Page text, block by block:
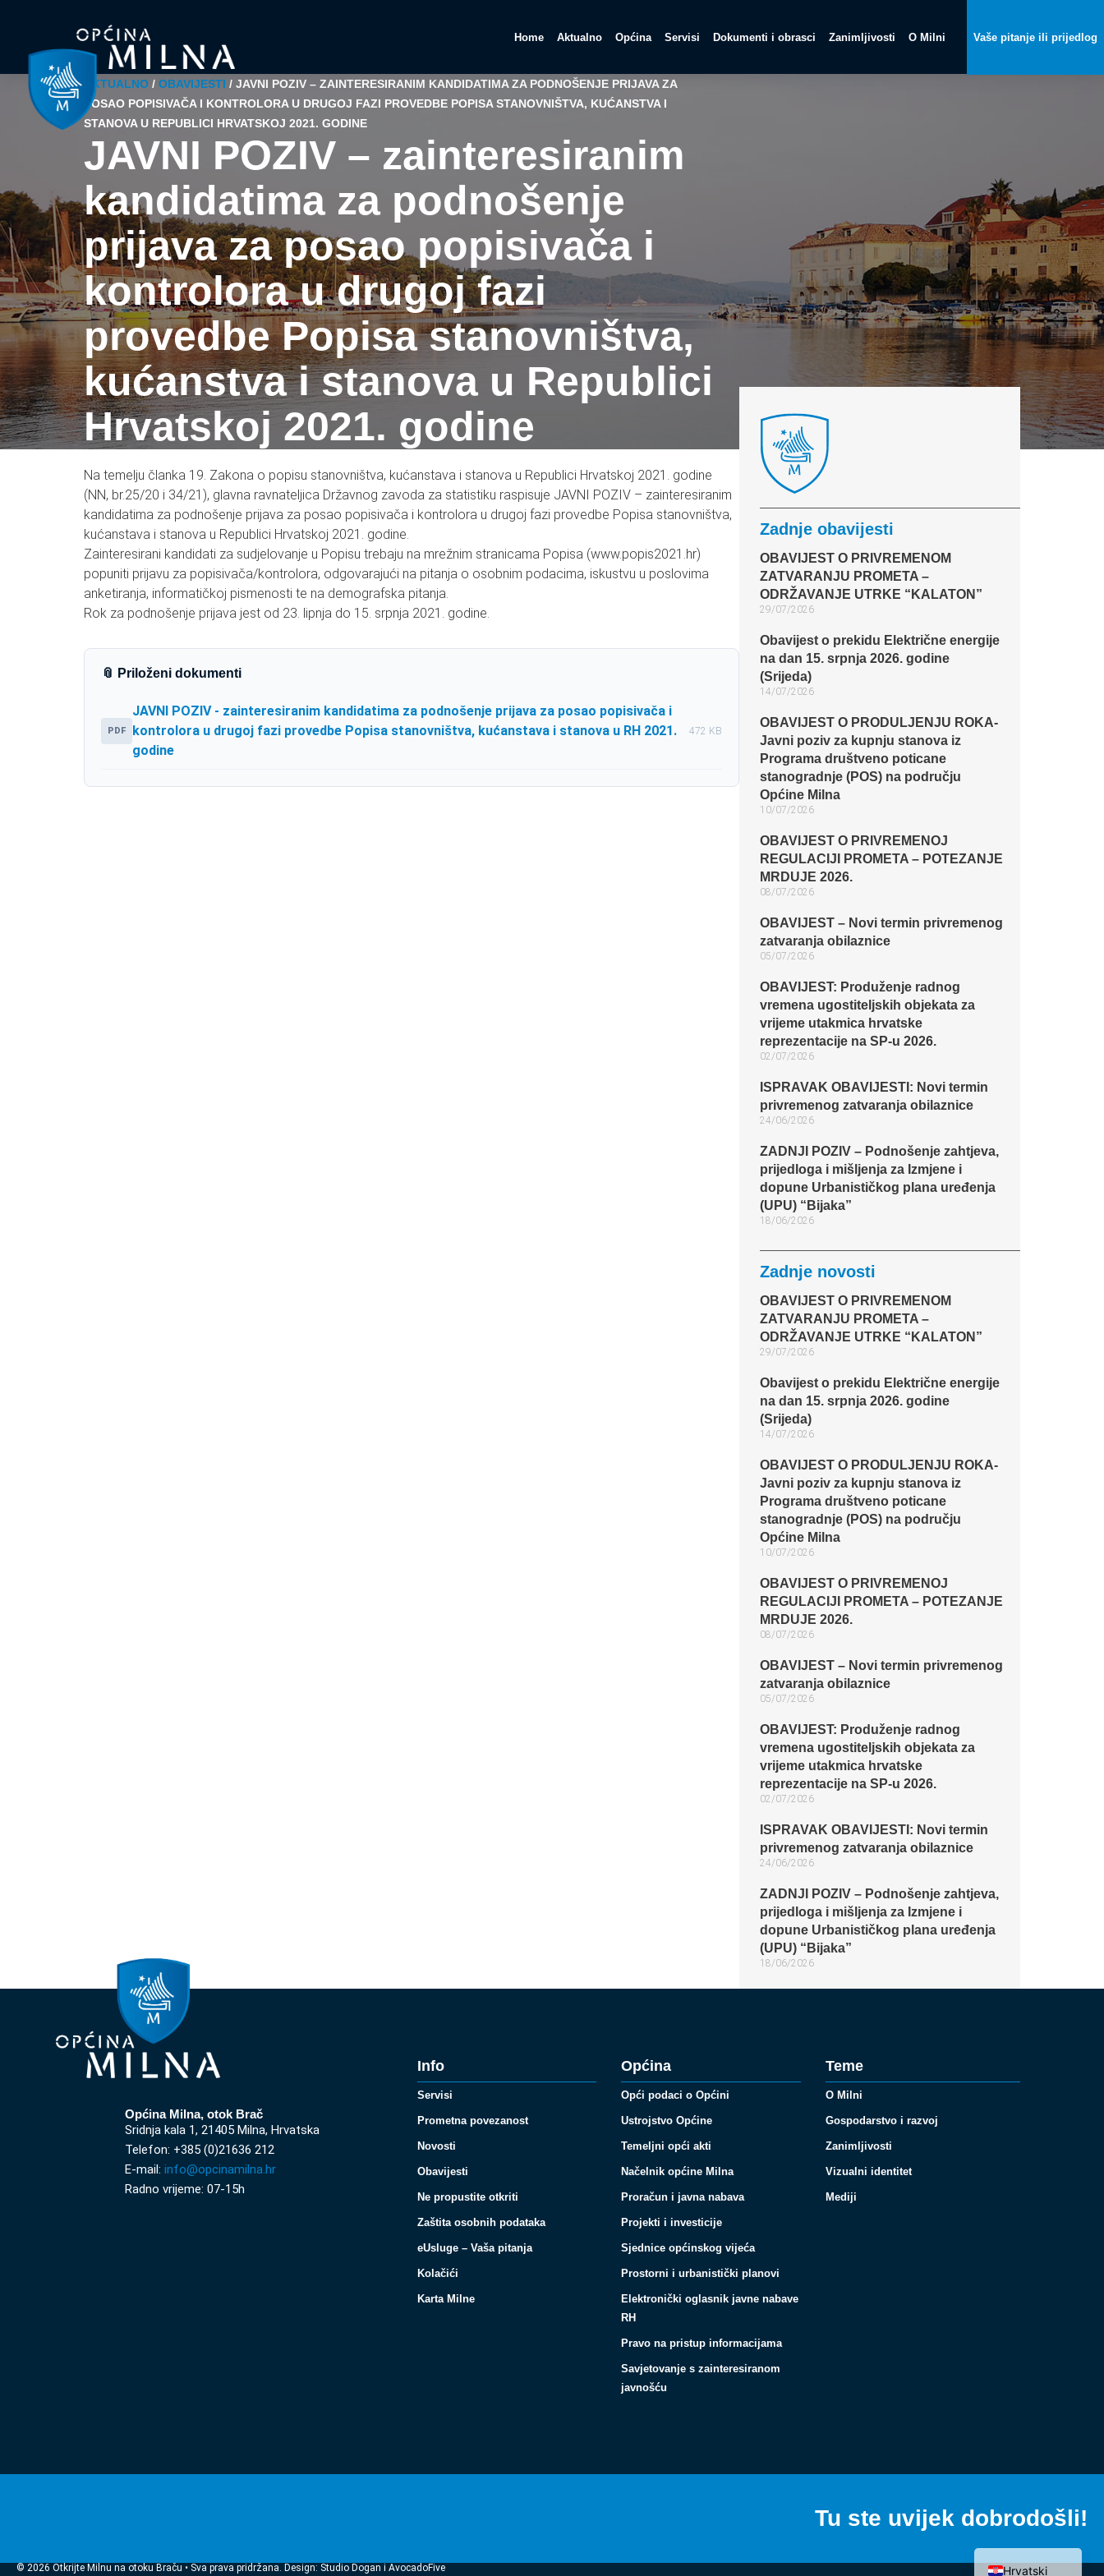
Home Aktualno Općina Servisi Dokumenti i obrasci Zanimljivosti O Milni Vaše pitanje ili prijedlog
AKTUALNO / OBAVIJESTI / JAVNI POZIV – ZAINTERESIRANIM KANDIDATIMA ZA PODNOŠENJE PRIJAVA ZA
POSAO POPISIVAČA I KONTROLORA U DRUGOJ FAZI PROVEDBE POPISA STANOVNIŠTVA, KUĆANSTVA I
STANOVA U REPUBLICI HRVATSKOJ 2021. GODINE
JAVNI POZIV – zainteresiranim
kandidatima za podnošenje
prijava za posao popisivača i
kontrolora u drugoj fazi
provedbe Popisa stanovništva,
kućanstva i stanova u Republici
Hrvatskoj 2021. godine
Na temelju članka 19. Zakona o popisu stanovništva, kućanstava i stanova u Republici Hrvatskoj 2021. godine
(NN, br.25/20 i 34/21), glavna ravnateljica Državnog zavoda za statistiku raspisuje JAVNI POZIV – zainteresiranim
kandidatima za podnošenje prijava za posao popisivača i kontrolora u drugoj fazi provedbe Popisa stanovništva,
kućanstava i stanova u Republici Hrvatskoj 2021. godine.
Zainteresirani kandidati za sudjelovanje u Popisu trebaju na mrežnim stranicama Popisa (www.popis2021.hr)
popuniti prijavu za popisivača/kontrolora, odgovarajući na pitanja o osobnim podacima, iskustvu u poslovima
anketiranja, informatičkoj pismenosti te na demografska pitanja.
Rok za podnošenje prijava jest od 23. lipnja do 15. srpnja 2021. godine.
📎 Priloženi dokumenti
PDF
JAVNI POZIV - zainteresiranim kandidatima za podnošenje prijava za posao popisivača i
kontrolora u drugoj fazi provedbe Popisa stanovništva, kućanstava i stanova u RH 2021.
godine
472 KB
Zadnje obavijesti
OBAVIJEST O PRIVREMENOM
ZATVARANJU PROMETA –
ODRŽAVANJE UTRKE “KALATON”
29/07/2026
Obavijest o prekidu Električne energije
na dan 15. srpnja 2026. godine
(Srijeda)
14/07/2026
OBAVIJEST O PRODULJENJU ROKA-
Javni poziv za kupnju stanova iz
Programa društveno poticane
stanogradnje (POS) na području
Općine Milna
10/07/2026
OBAVIJEST O PRIVREMENOJ
REGULACIJI PROMETA – POTEZANJE
MRDUJE 2026.
08/07/2026
OBAVIJEST – Novi termin privremenog
zatvaranja obilaznice​
05/07/2026
OBAVIJEST: Produženje radnog
vremena ugostiteljskih objekata za
vrijeme utakmica hrvatske
reprezentacije na SP-u 2026.
02/07/2026
ISPRAVAK OBAVIJESTI: Novi termin
privremenog zatvaranja obilaznice​
24/06/2026
ZADNJI POZIV – Podnošenje zahtjeva,
prijedloga i mišljenja za Izmjene i
dopune Urbanističkog plana uređenja
(UPU) “Bijaka”
18/06/2026
Zadnje novosti
OBAVIJEST O PRIVREMENOM
ZATVARANJU PROMETA –
ODRŽAVANJE UTRKE “KALATON”
29/07/2026
Obavijest o prekidu Električne energije
na dan 15. srpnja 2026. godine
(Srijeda)
14/07/2026
OBAVIJEST O PRODULJENJU ROKA-
Javni poziv za kupnju stanova iz
Programa društveno poticane
stanogradnje (POS) na području
Općine Milna
10/07/2026
OBAVIJEST O PRIVREMENOJ
REGULACIJI PROMETA – POTEZANJE
MRDUJE 2026.
08/07/2026
OBAVIJEST – Novi termin privremenog
zatvaranja obilaznice​
05/07/2026
OBAVIJEST: Produženje radnog
vremena ugostiteljskih objekata za
vrijeme utakmica hrvatske
reprezentacije na SP-u 2026.
02/07/2026
ISPRAVAK OBAVIJESTI: Novi termin
privremenog zatvaranja obilaznice​
24/06/2026
ZADNJI POZIV – Podnošenje zahtjeva,
prijedloga i mišljenja za Izmjene i
dopune Urbanističkog plana uređenja
(UPU) “Bijaka”
18/06/2026
Općina Milna, otok Brač
Sridnja kala 1, 21405 Milna, Hrvatska
Telefon: +385 (0)21636 212
E-mail: info@opcinamilna.hr
Radno vrijeme: 07-15h
Info
Servisi
Prometna povezanost
Novosti
Obavijesti
Ne propustite otkriti
Zaštita osobnih podataka
eUsluge – Vaša pitanja
Kolačići
Karta Milne
Općina
Opći podaci o Općini
Ustrojstvo Općine
Temeljni opći akti
Načelnik općine Milna
Proračun i javna nabava
Projekti i investicije
Sjednice općinskog vijeća
Prostorni i urbanistički planovi
Elektronički oglasnik javne nabave
RH
Pravo na pristup informacijama
Savjetovanje s zainteresiranom
javnošću
Teme
O Milni
Gospodarstvo i razvoj
Zanimljivosti
Vizualni identitet
Mediji
Tu ste uvijek dobrodošli!
© 2026 Otkrijte Milnu na otoku Braču • Sva prava pridržana. Design: Studio Dogan i AvocadoFive Hrvatski
Deutsch